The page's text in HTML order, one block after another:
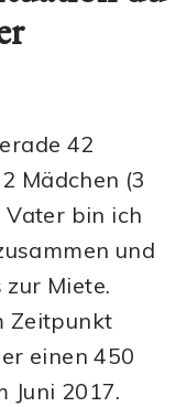
42
Mädchen (3
Vater bin ich
und
Miete.
Zeitpunkt
einen 450
Juni 2017.